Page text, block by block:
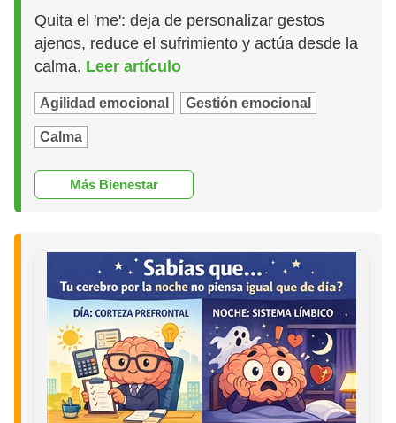
Quita el 'me': deja de personalizar gestos
ajenos, reduce el sufrimiento y actúa desde la
calma. Leer artículo
Agilidad emocional Gestión emocional
Calma
Más Bienestar